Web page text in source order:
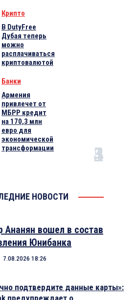
Крипто
В DutyFree
Дубая теперь
можно
расплачиваться
криптовалютой
Банки
Армения
привлечет от
МБРР кредит
на 170,3 млн
евро для
экономической
трансформации
НОВОСТИ
Ананян вошел в состав
Юнибанка
7.08.2026 18:26
подтвердите данные карты»: